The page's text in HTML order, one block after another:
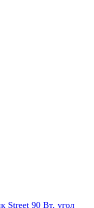
Street 90 Вт, угол